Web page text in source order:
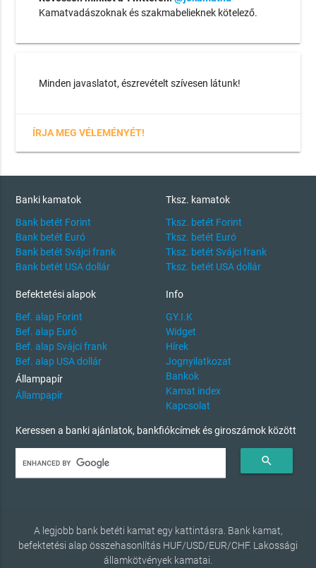
Kamatvadászoknak és szakmabelieknek kötelező.
Minden javaslatot, észrevételt szívesen látunk!
ÍRJA MEG VÉLEMÉNYÉT!
Banki kamatok
Bank betét Forint
Bank betét Euró
Bank betét Svájci frank
Bank betét USA dollár
Tksz. kamatok
Tksz. betét Forint
Tksz. betét Euró
Tksz. betét Svájci frank
Tksz. betét USA dollár
Befektetési alapok
Bef. alap Forint
Bef. alap Euró
Bef. alap Svájci frank
Bef. alap USA dollár
Állampapír
Állampapír
Info
GY.I.K
Widget
Hírek
Jognyilatkozat
Bankok
Kamat index
Kapcsolat
Keressen a banki ajánlatok, bankfiókcímek és giroszámok között
search
A legjobb bank betéti kamat egy kattintásra. Bank kamat,
befektetési alap összehasonlítás HUF/USD/EUR/CHF. Lakossági
államkötvények kamatai.